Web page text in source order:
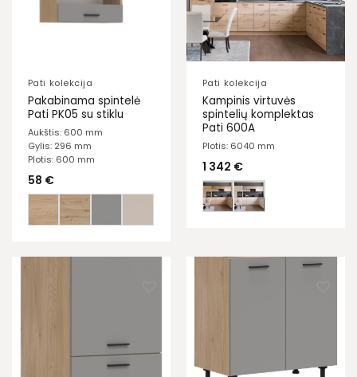
Pati kolekcija
Pakabinama spintelė
Pati PK05 su stiklu
Aukštis: 600 mm
Gylis: 296 mm
Plotis: 600 mm
58 €
Pati kolekcija
Kampinis virtuvės
spintelių komplektas
Pati 600A
Plotis: 6040 mm
1 342 €